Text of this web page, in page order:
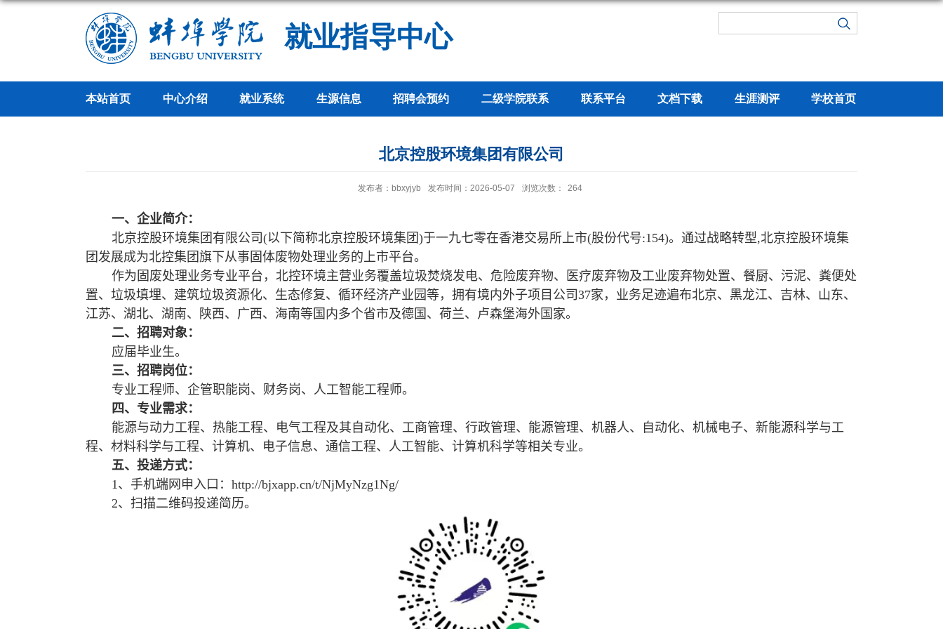
就业指导中心
本站首页 中心介绍 就业系统 生源信息 招聘会预约 二级学院联系 联系平台 文档下载 生涯测评 学校首页
北京控股环境集团有限公司
发布者：bbxyjyb 发布时间：2026-05-07 浏览次数： 264
一、企业简介：
北京控股环境集团有限公司(以下简称北京控股环境集团)于一九七零在香港交易所上市(股份代号:154)。通过战略转型,北京控股环境集
团发展成为北控集团旗下从事固体废物处理业务的上市平台。
作为固废处理业务专业平台，北控环境主营业务覆盖垃圾焚烧发电、危险废弃物、医疗废弃物及工业废弃物处置、餐厨、污泥、粪便处
置、垃圾填埋、建筑垃圾资源化、生态修复、循环经济产业园等，拥有境内外子项目公司 37家，业务足迹遍布北京、黑龙江、吉林、山东、
江苏、湖北、湖南、陕西、广西、海南等国内多个省市及德国、荷兰、卢森堡海外国家。
二、招聘对象：
应届毕业生。
三、招聘岗位：
专业工程师、企管职能岗、财务岗、人工智能工程师。
四、专业需求：
能源与动力工程、热能工程、电气工程及其自动化、工商管理、行政管理、能源管理、机器人、自动化、机械电子、新能源科学与工
程、材料科学与工程、计算机、电子信息、通信工程、人工智能、计算机科学等相关专业。
五、投递方式：
1、手机端网申入口：http://bjxapp.cn/t/NjMyNzg1Ng/
2、扫描二维码投递简历。